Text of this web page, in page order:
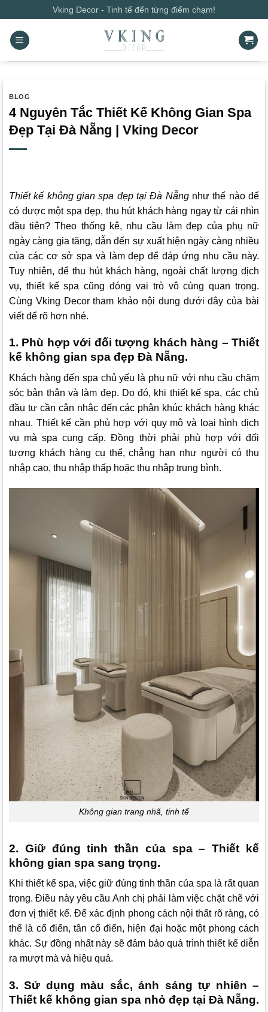
qua
nội
dung
Vking Decor - Tinh tế đến từng điểm chạm!
BLOG
4 Nguyên Tắc Thiết Kế Không Gian Spa
Đẹp Tại Đà Nẵng | Vking Decor
Thiết kế không gian spa đẹp tại Đà Nẵngnhư thế nào để
có được một spa đẹp, thu hút khách hàng ngay từ cái nhìn
đầu tiên? Theo thống kê, nhu cầu làm đẹp của phụ nữ
ngày càng gia tăng, dẫn đến sự xuất hiện ngày càng nhiều
của các cơ sở spa và làm đẹp để đáp ứng nhu cầu này.
Tuy nhiên, để thu hút khách hàng, ngoài chất lượng dịch
vụ, thiết kế spa cũng đóng vai trò vô cùng quan trọng.
Cùng Vking Decortham khảo nội dung dưới đây của bài
viết để rõ hơn nhé.
1. Phù hợp với đối tượng khách hàng – Thiết
kế không gian spa đẹp Đà Nẵng.
Khách hàng đến spa chủ yếu là phụ nữ với nhu cầu chăm
sóc bản thân và làm đẹp. Do đó, khi thiết kế spa, các chủ
đầu tư cần cân nhắc đến các phân khúc khách hàng khác
nhau. Thiết kế cần phù hợp với quy mô và loại hình dịch
vụ mà spa cung cấp. Đồng thời phải phù hợp với đối
tượng khách hàng cụ thể, chẳng hạn như người có thu
nhập cao, thu nhập thấp hoặc thu nhập trung bình.
Không gian trang nhã, tinh tế
2. Giữ đúng tinh thần của spa – Thiết kế
không gian spa sang trọng.
Khi thiết kế spa, việc giữ đúng tinh thần của spa là rất quan
trọng. Điều này yêu cầu Anh chị phải làm việc chặt chẽ với
đơn vị thiết kế. Để xác định phong cách nội thất rõ ràng, có
thể là cổ điển, tân cổ điển, hiện đại hoặc một phong cách
khác. Sự đồng nhất này sẽ đảm bảo quá trình thiết kế diễn
ra mượt mà và hiệu quả.
3. Sử dụng màu sắc, ánh sáng tự nhiên –
Thiết kế không gian spa nhỏ đẹp tại Đà Nẵng.